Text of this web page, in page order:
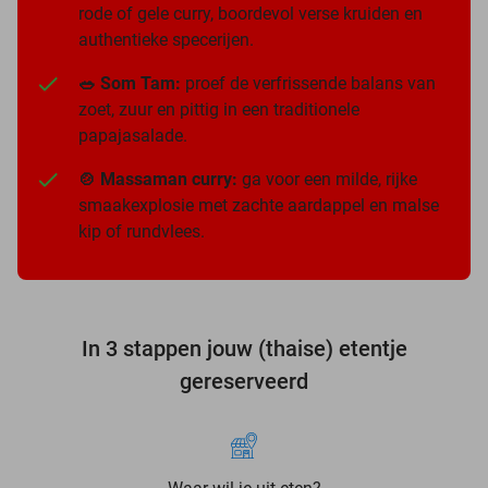
rode of gele curry, boordevol verse kruiden en
authentieke specerijen.
🥗 Som Tam: proef de verfrissende balans van
zoet, zuur en pittig in een traditionele
papajasalade.
🍲 Massaman curry: ga voor een milde, rijke
smaakexplosie met zachte aardappel en malse
kip of rundvlees.
In 3 stappen jouw (thaise) etentje
gereserveerd